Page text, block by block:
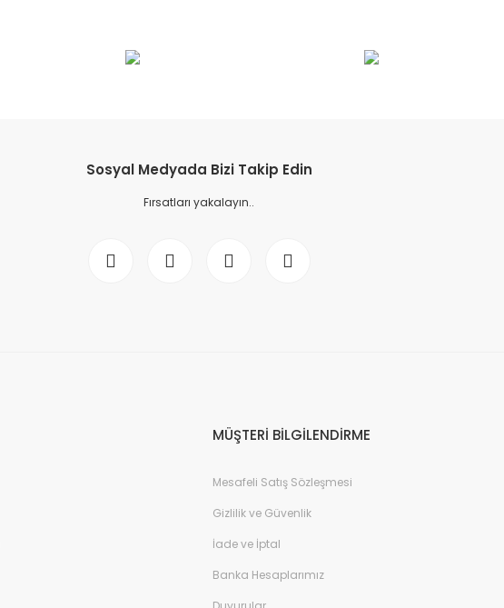
Sosyal Medyada Bizi Takip Edin
Fırsatları yakalayın..
MÜŞTERİ BİLGİLENDİRME
Mesafeli Satış Sözleşmesi
Gizlilik ve Güvenlik
İade ve İptal
Banka Hesaplarımız